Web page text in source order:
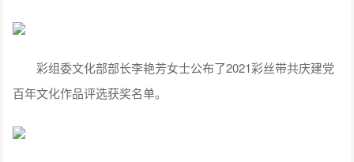
彩组委文化部部长李艳芳女士公布了2021彩丝带共庆建党
百年文化作品评选获奖名单。